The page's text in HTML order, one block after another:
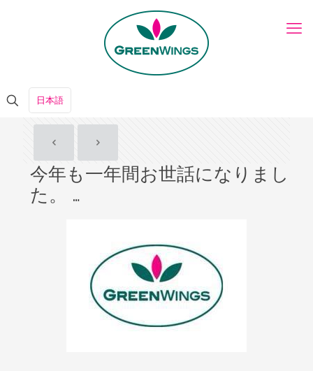
日本語
今年も一年間お世話になりまし
た。 …